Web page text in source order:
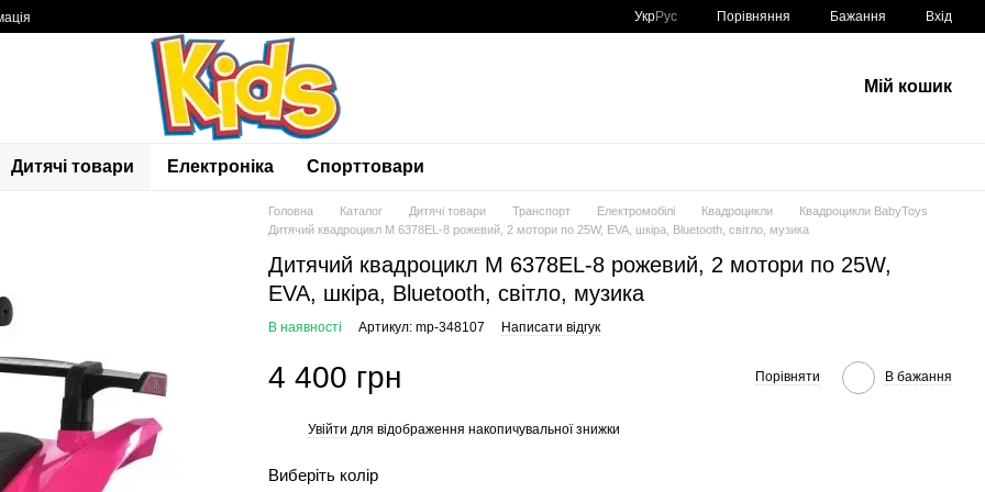
УкрРус Порівняння Бажання Вхід
Мій кошик
Дитячі товари Електроніка Спорттовари
Головна Каталог Дитячі товари Транспорт Електромобілі Квадроцикли
Квадроцикли BabyToys
Дитячий квадроцикл M 6378EL-8 рожевий, 2 мотори по 25W, EVA, шкіра, Bluetooth, світло, музика
Дитячий квадроцикл M 6378EL-8 рожевий, 2 мотори по 25W,
EVA, шкіра, Bluetooth, світло, музика
В наявності Артикул: mp-348107 Написати відгук
4 400 грн Порівняти В бажання
Увійти для відображення накопичувальної знижки
Виберіть колір